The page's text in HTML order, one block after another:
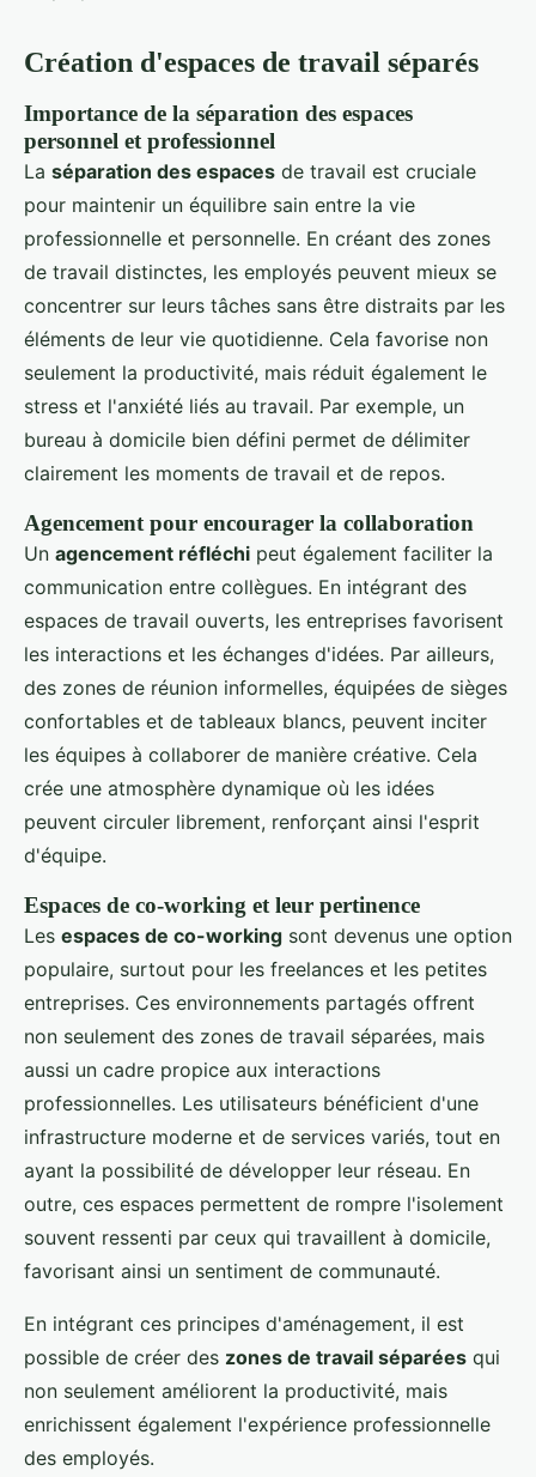
Création d'espaces de travail séparés
Importance de la séparation des espaces
personnel et professionnel
La séparation des espaces de travail est cruciale
pour maintenir un équilibre sain entre la vie
professionnelle et personnelle. En créant des zones
de travail distinctes, les employés peuvent mieux se
concentrer sur leurs tâches sans être distraits par les
éléments de leur vie quotidienne. Cela favorise non
seulement la productivité, mais réduit également le
stress et l'anxiété liés au travail. Par exemple, un
bureau à domicile bien défini permet de délimiter
clairement les moments de travail et de repos.
Agencement pour encourager la collaboration
Un agencement réfléchi peut également faciliter la
communication entre collègues. En intégrant des
espaces de travail ouverts, les entreprises favorisent
les interactions et les échanges d'idées. Par ailleurs,
des zones de réunion informelles, équipées de sièges
confortables et de tableaux blancs, peuvent inciter
les équipes à collaborer de manière créative. Cela
crée une atmosphère dynamique où les idées
peuvent circuler librement, renforçant ainsi l'esprit
d'équipe.
Espaces de co-working et leur pertinence
Les espaces de co-working sont devenus une option
populaire, surtout pour les freelances et les petites
entreprises. Ces environnements partagés offrent
non seulement des zones de travail séparées, mais
aussi un cadre propice aux interactions
professionnelles. Les utilisateurs bénéficient d'une
infrastructure moderne et de services variés, tout en
ayant la possibilité de développer leur réseau. En
outre, ces espaces permettent de rompre l'isolement
souvent ressenti par ceux qui travaillent à domicile,
favorisant ainsi un sentiment de communauté.
En intégrant ces principes d'aménagement, il est
possible de créer des zones de travail séparées qui
non seulement améliorent la productivité, mais
enrichissent également l'expérience professionnelle
des employés.